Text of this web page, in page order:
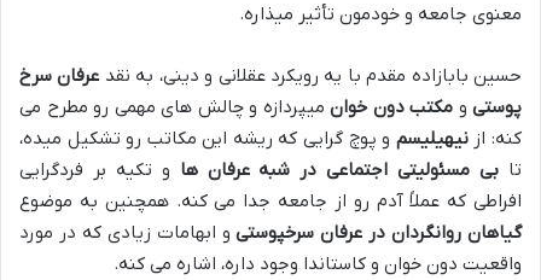
معنوی جامعه و خودمون تأثیر میذاره.
حسین بابازاده مقدم با یه رویکرد عقلانی و دینی، به نقد عرفان سرخ
پوستی و مکتب دون خوان میپردازه و چالش های مهمی رو مطرح می
کنه: ازنیهیلیسم و پوچ گرایی که ریشه این مکاتب رو تشکیل میده،
تا بی مسئولیتی اجتماعی در شبه عرفان ها و تکیه بر فردگرایی
افراطی که عملاً آدم رو از جامعه جدا می کنه. همچنین به موضوع
گیاهان روانگردان در عرفان سرخپوستیو ابهامات زیادی که در مورد
واقعیت دون خوان و کاستاندا وجود داره، اشاره می کنه.